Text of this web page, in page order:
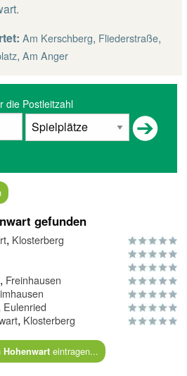
Am Kerschberg, Fliederstraße,
, Am Anger
die Postleitzahl
gefunden
, Klosterberg
, Freinhausen
Eulenried
, Klosterberg
Hohenwarteintragen...